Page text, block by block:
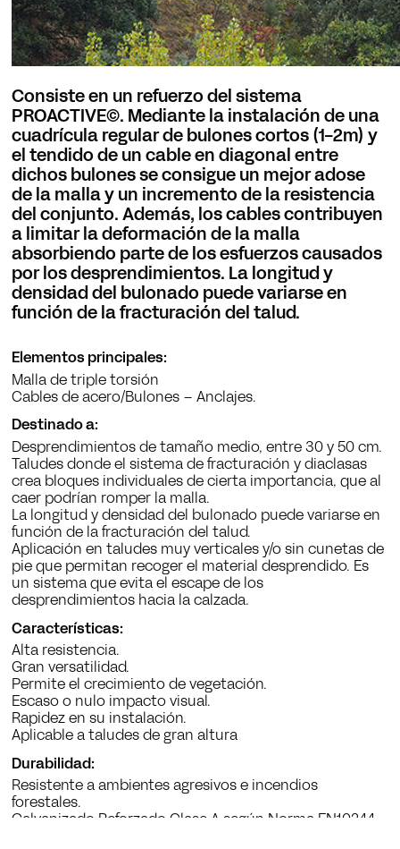
Consiste en un refuerzo del sistema
PROACTIVE©. Mediante la instalación de una
cuadrícula regular de bulones cortos (1-2m) y
el tendido de un cable en diagonal entre
dichos bulones se consigue un mejor adose
de la malla y un incremento de la resistencia
del conjunto. Además, los cables contribuyen
a limitar la deformación de la malla
absorbiendo parte de los esfuerzos causados
por los desprendimientos. La longitud y
densidad del bulonado puede variarse en
función de la fracturación del talud.
Elementos principales:
Malla de triple torsión
Cables de acero/Bulones – Anclajes.
Destinado a:
Desprendimientos de tamaño medio, entre 30 y 50 cm.
Taludes donde el sistema de fracturación y diaclasas
crea bloques individuales de cierta importancia, que al
caer podrían romper la malla.
La longitud y densidad del bulonado puede variarse en
función de la fracturación del talud.
Aplicación en taludes muy verticales y/o sin cunetas de
pie que permitan recoger el material desprendido. Es
un sistema que evita el escape de los
desprendimientos hacia la calzada.
Características:
Alta resistencia.
Gran versatilidad.
Permite el crecimiento de vegetación.
Escaso o nulo impacto visual.
Rapidez en su instalación.
Aplicable a taludes de gran altura
Durabilidad:
Resistente a ambientes agresivos e incendios
forestales.
Galvanizado Reforzado Clase A según Norma EN10244-